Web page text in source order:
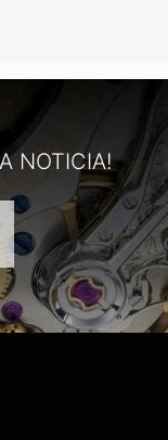
NOTICIA!